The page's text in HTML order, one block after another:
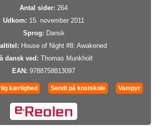
Antal sider: 264
Udkom: 15. november 2011
Sprog: Dansk
House of Night #8: Awakened
dansk ved: Thomas Munkholt
EAN: 9788758813097
kærlighed Sendt på kostskole Vampyr